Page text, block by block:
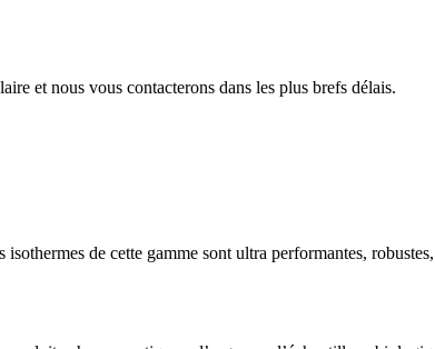
et nous vous contacterons dans les plus brefs délais.
de cette gamme sont ultra performantes,